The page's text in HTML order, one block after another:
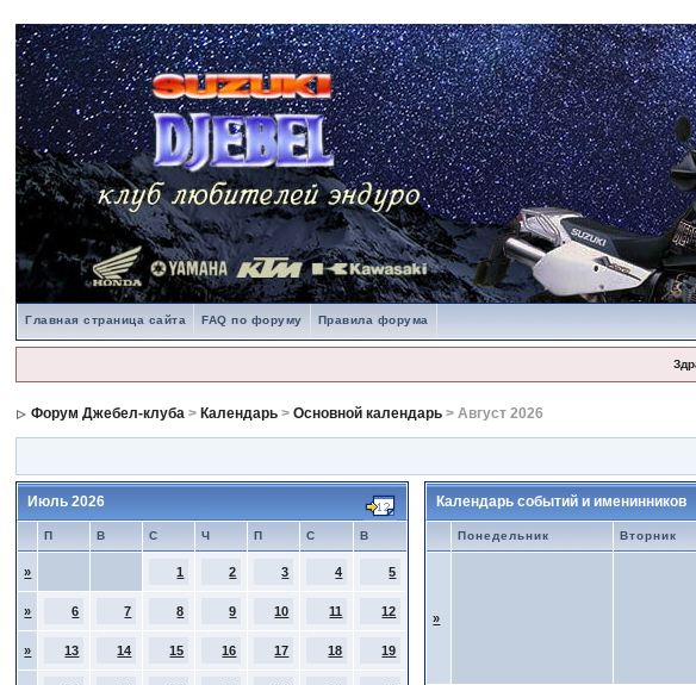
Главная страница сайта FAQ по форуму Правила форума
Форум Джебел-клуба > Календарь >Основной календарь > Август 2026
Июль 2026
П В С Ч П С В
» 1 2 3 4 5
» 6 7 8 9 10 11 12
» 13 14 15 16 17 18 19
Календарь событий и именинников
Понедельник Вторник
»